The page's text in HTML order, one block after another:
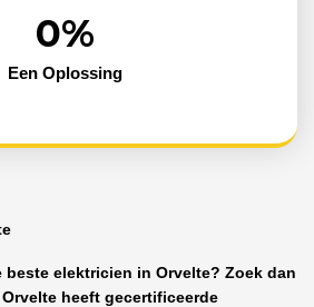
Een Oplossing
0%
beste elektricien in Orvelte? Zoek dan
heeft gecertificeerde